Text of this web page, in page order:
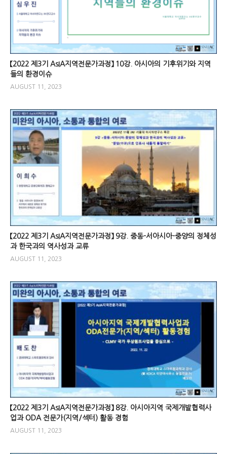
【2022 제3기 AsIA지역전문가과정】 10강. 아시아의 기후위기와 지역
들의 환경이슈
AUGUST 11, 2023
【2022 제3기 AsIA지역전문가과정】 9강. 중동-서아시아-중양의 정체성
과 한국과의 역사성과 교류
AUGUST 11, 2023
【2022 제3기 AsIA지역전문가과정】 8강. 아시아지역 국제개발협력사
업과 ODA 전문가(지역/섹터) 활동 경험
AUGUST 11, 2023